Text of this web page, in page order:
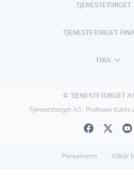
TJENESTETORGET
TJENESTETORGET
FIXA
© TJENESTETORGET
Tjenestetorget AS , Professor Kohts
Personvern Vilkår